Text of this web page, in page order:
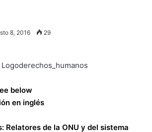
8, 2016 29
below
en inglés
Relatores de la ONU y del sistema